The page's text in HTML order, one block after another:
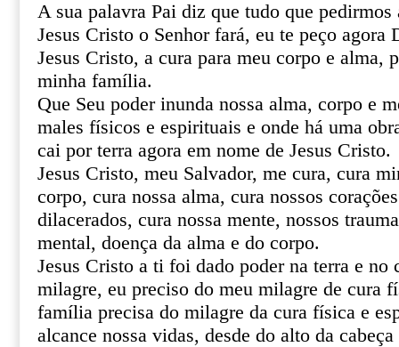
A sua palavra Pai diz que tudo que pedirmos
Jesus Cristo o Senhor fará, eu te peço agora
Jesus Cristo, a cura para meu corpo e alma,
minha família.
Que Seu poder inunda nossa alma, corpo e
males físicos e espirituais e onde há uma
cai por terra agora em nome de Jesus Cristo.
Jesus Cristo, meu Salvador, me cura, cura
corpo, cura nossa alma, cura nossos
dilacerados, cura nossa mente, nossos
mental, doença da alma e do corpo.
Jesus Cristo a ti foi dado poder na terra e no
milagre, eu preciso do meu milagre de cura
família precisa do milagre da cura física e
alcance nossa vidas, desde do alto da